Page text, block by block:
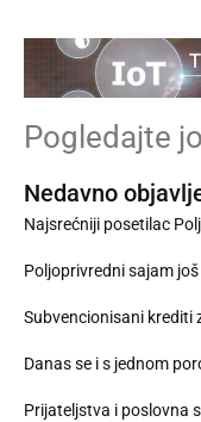
Pogledajte
Nedavno
Najsrećniji posetilac
Poljoprivredni sajam
Subvencionisani krediti
Danas se i s jednom
Prijateljstva i poslovna